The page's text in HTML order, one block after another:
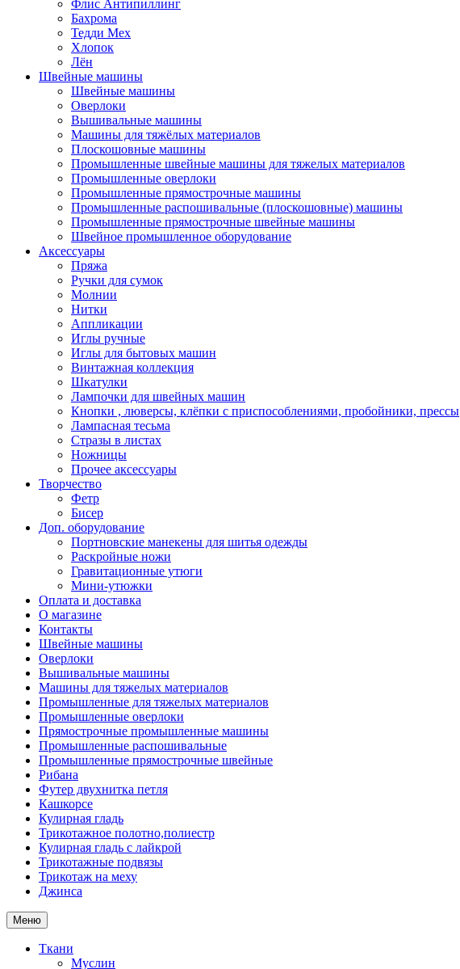
Флис Антипиллинг
Бахрома
Тедди Мех
Хлопок
Лён
Швейные машины
Швейные машины
Оверлоки
Вышивальные машины
Машины для тяжёлых материалов
Плоскошовные машины
Промышленные швейные машины для тяжелых материалов
Промышленные оверлоки
Промышленные прямострочные машины
Промышленные распошивальные (плоскошовные) машины
Промышленные прямострочные швейные машины
Швейное промышленное оборудование
Аксессуары
Пряжа
Ручки для сумок
Молнии
Нитки
Аппликации
Иглы ручные
Иглы для бытовых машин
Винтажная коллекция
Шкатулки
Лампочки для швейных машин
Кнопки , люверсы, клёпки с приспособлениями, пробойники, прессы
Лампасная тесьма
Стразы в листах
Ножницы
Прочее аксессуары
Творчество
Фетр
Бисер
Доп. оборудование
Портновские манекены для шитья одежды
Раскройные ножи
Гравитационные утюги
Мини-утюжки
Оплата и доставка
О магазине
Контакты
Швейные машины
Оверлоки
Вышивальные машины
Машины для тяжелых материалов
Промышленные для тяжелых материалов
Промышленные оверлоки
Прямострочные промышленные машины
Промышленные распошивальные
Промышленные прямострочные швейные
Рибана
Футер двухнитка петля
Кашкорсе
Кулирная гладь
Трикотажное полотно,полиестр
Кулирная гладь с лайкрой
Трикотажные подвязы
Трикотаж на меху
Джинса
Меню
Ткани
Муслин